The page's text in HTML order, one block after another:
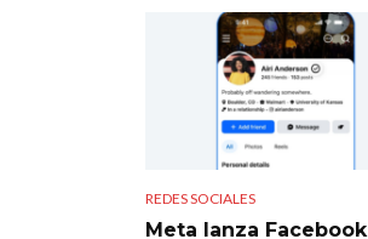
REDES SOCIALES
Meta lanza Facebook